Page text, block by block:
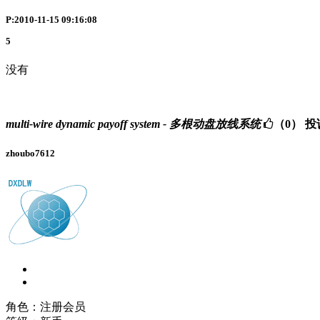
P:2010-11-15 09:16:08
5
没有
multi-wire dynamic payoff system - 多根动盘放线系统 （0） 投
zhoubo7612
角色：注册会员